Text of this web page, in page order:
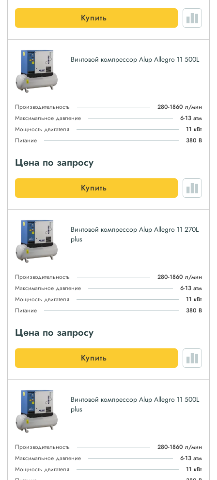
Купить
Винтовой компрессор Alup Allegro 11 500L
Производительность
280-1860 л/мин
Максимальное давление
6-13 атм
Мощность двигателя
11 кВт
Питание
380 В
Цена по запросу
Купить
Винтовой компрессор Alup Allegro 11 270L
plus
Производительность
280-1860 л/мин
Максимальное давление
6-13 атм
Мощность двигателя
11 кВт
Питание
380 В
Цена по запросу
Купить
Винтовой компрессор Alup Allegro 11 500L
plus
Производительность
280-1860 л/мин
Максимальное давление
6-13 атм
Мощность двигателя
11 кВт